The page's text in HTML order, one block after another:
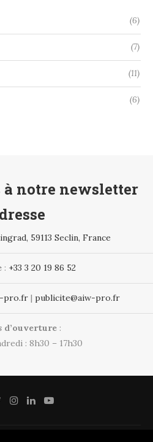
(6)
(7)
(11)
(6)
notre newsletter
59113 Seclin, France
: +33 3 20 19 86 52
pro.fr | publicite@aiw-pro.fr
d’ouverture :
: 8h30 – 17h30